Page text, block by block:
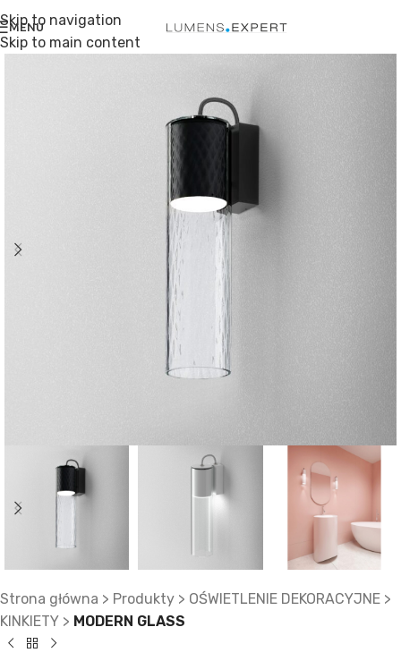
Skip to navigation
Skip to main content
MENU
Strona główna > Produkty > OŚWIETLENIE DEKORACYJNE >
KINKIETY > MODERN GLASS